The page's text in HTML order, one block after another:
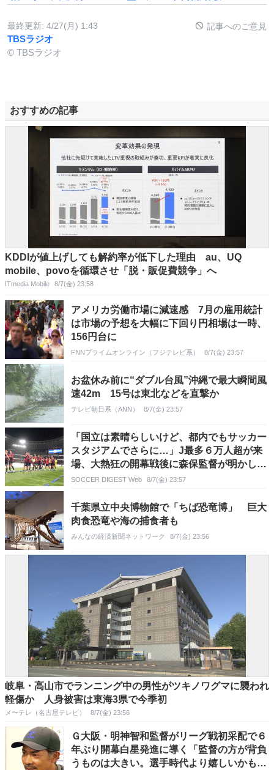
最終更新: 4/27(月) 1:43 記事へのご意見
TBSラジオ
© TBSラジオ
おすすめの記事
KDDIが値上げしても解約率が低下した理由 au、UQ
mobile、povoを循環させ「脱・販促費競争」へ
ITmedia Mobile 8/7(金) 23:58
アメリカ労働市場に減速感 7月の雇用統計
は市場の予想を大幅に下回り円相場は一時、
156円台に
FNNプライムオンライン（フジテレビ系） 8/7(金) 23:57
お盆休み前に“ダブル台風”沖縄で最大瞬間風
速42m 15号は東北などを直撃か
テレビ朝日系（ANN） 8/7(金) 23:57
「国立は素晴らしいけど、都内でもサッカー
スタジアムでさらに…」J最多６万人超が来
場、大熱狂の開幕戦後に森保監督が明かした
思い
SOCCER DIGEST Web 8/7(金) 23:57
千葉県立中央博物館で「ちば恐竜博」 巨大
肉食恐竜や海の捕食者も
みんなの経済新聞ネットワーク 8/7(金) 23:56
岐阜・高山市でランニング中の男性がツキノワグマに襲われ
軽傷か 人身被害は東海3県で今季初
メ〜テレ（名古屋テレビ） 8/7(金) 23:56
Ｇ大阪・明神智和監督がリーグ戦初采配で６
年ぶり開幕白星発進に導く「監督の方が背負
うものは大きい。選手時代より嬉しいかもし